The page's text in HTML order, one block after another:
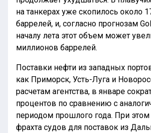
на танкерах уже скопилось около
баррелей, и, согласно прогнозам
началу лета этот объем может
миллионов баррелей.
Поставки нефти из западных
как Приморск, Усть-Луга и
расчетам агентства, в январе
процентов по сравнению с
периодом прошлого года. При этом
фрахта судов для поставок из